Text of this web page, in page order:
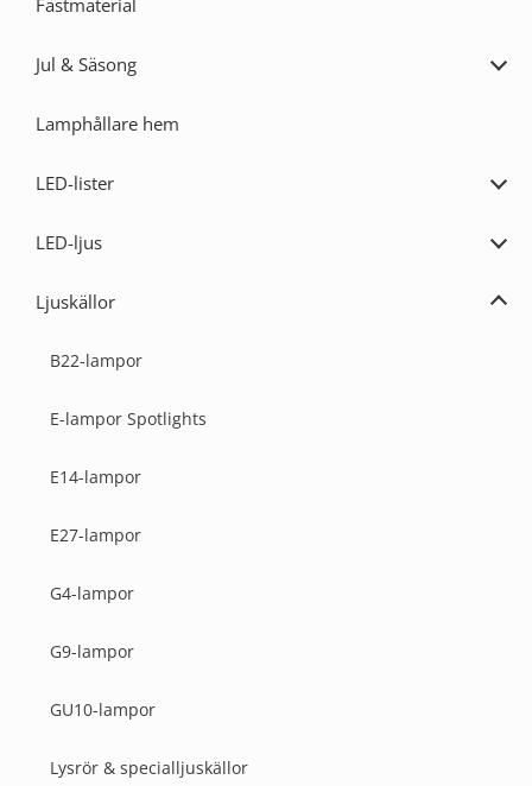
Fästmaterial
Jul & Säsong
Lamphållare hem
LED-lister
LED-ljus
Ljuskällor
B22-lampor
E-lampor Spotlights
E14-lampor
E27-lampor
G4-lampor
G9-lampor
GU10-lampor
Lysrör & specialljuskällor